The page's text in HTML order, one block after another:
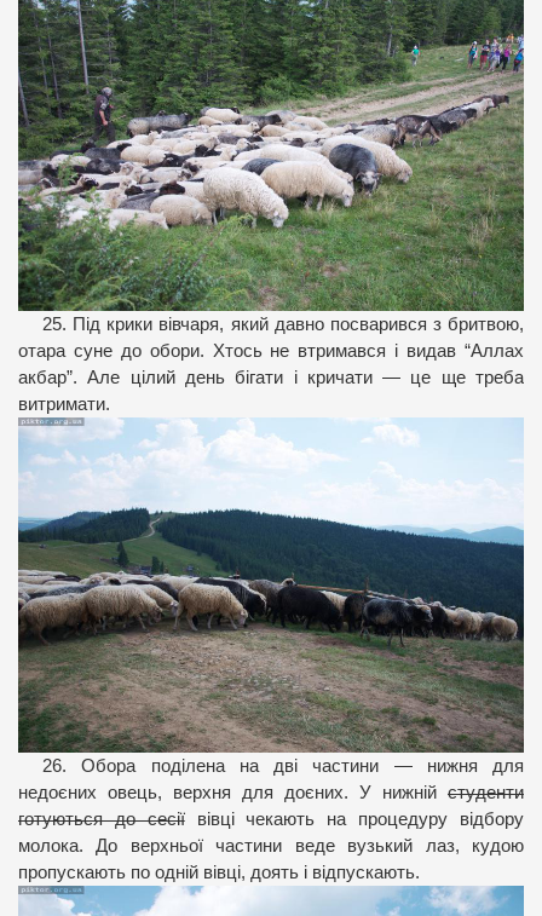
25. Під крики вівчаря, який давно посварився з бритвою,
отара суне до обори. Хтось не втримався і видав “Аллах
акбар”. Але цілий день бігати і кричати — це ще треба
витримати.
26. Обора поділена на дві частини — нижня для
недоєних овець, верхня для доєних. У нижній студенти
готуються до сесіївівці чекають на процедуру відбору
молока. До верхньої частини веде вузький лаз, кудою
пропускають по одній вівці, доять і відпускають.